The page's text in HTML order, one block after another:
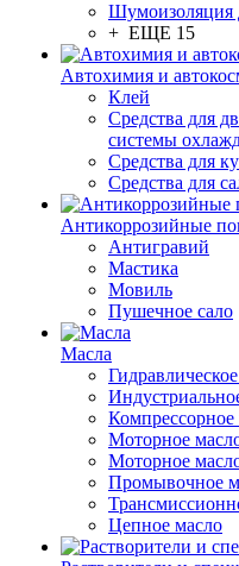
Шумоизоляция
+ ЕЩЕ 15
Автохимия и
Клей
Средства для
системы
Средства для
Средства для
Антикоррозийные
Антигравий
Мастика
Мовиль
Пушечное сало
Масла
Компрессорное
Моторное
Моторное
Промывочное
Цепное масло